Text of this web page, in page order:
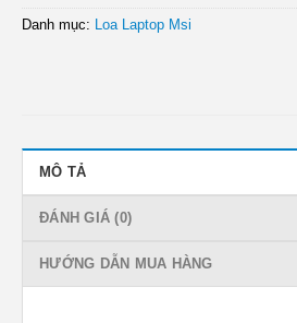
Danh mục: Loa Laptop Msi
MÔ TẢ
ĐÁNH GIÁ (0)
HƯỚNG DẪN MUA HÀNG